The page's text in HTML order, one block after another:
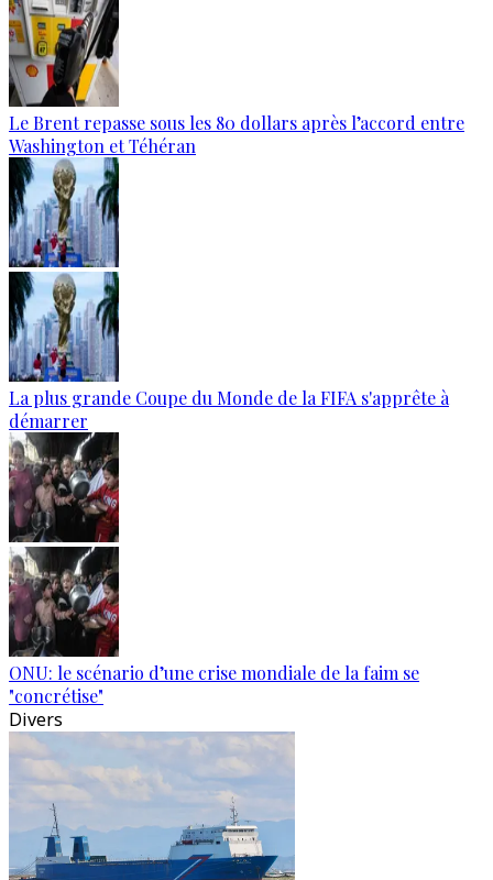
Le Brent repasse sous les 80 dollars après l’accord entre
Washington et Téhéran
La plus grande Coupe du Monde de la FIFA s'apprête à
démarrer
ONU: le scénario d’une crise mondiale de la faim se
"concrétise"
Divers